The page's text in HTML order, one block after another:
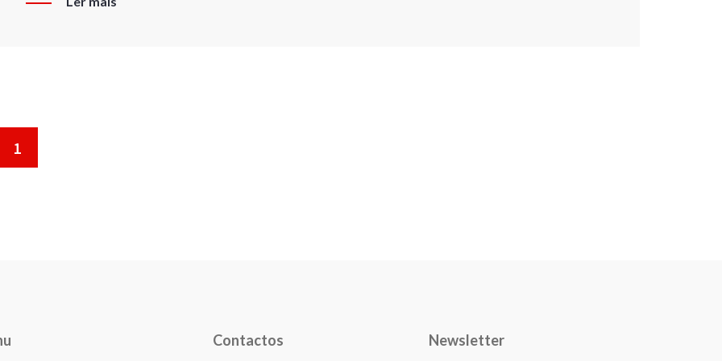
1
Contactos Newsletter